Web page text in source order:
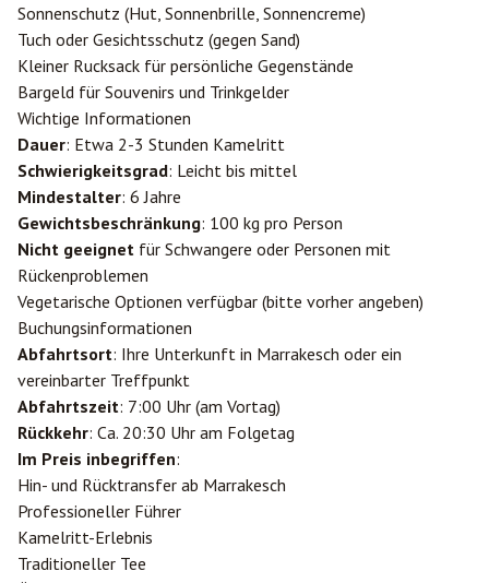
Sonnenschutz (Hut, Sonnenbrille, Sonnencreme)
Tuch oder Gesichtsschutz (gegen Sand)
Kleiner Rucksack für persönliche Gegenstände
Bargeld für Souvenirs und Trinkgelder
Wichtige Informationen
Dauer: Etwa 2-3 Stunden Kamelritt
Schwierigkeitsgrad: Leicht bis mittel
Mindestalter: 6 Jahre
Gewichtsbeschränkung: 100 kg pro Person
Nicht geeignet für Schwangere oder Personen mit
Rückenproblemen
Vegetarische Optionen verfügbar (bitte vorher angeben)
Buchungsinformationen
Abfahrtsort: Ihre Unterkunft in Marrakesch oder ein
vereinbarter Treffpunkt
Abfahrtszeit: 7:00 Uhr (am Vortag)
Rückkehr: Ca. 20:30 Uhr am Folgetag
Im Preis inbegriffen:
Hin- und Rücktransfer ab Marrakesch
Professioneller Führer
Kamelritt-Erlebnis
Traditioneller Tee